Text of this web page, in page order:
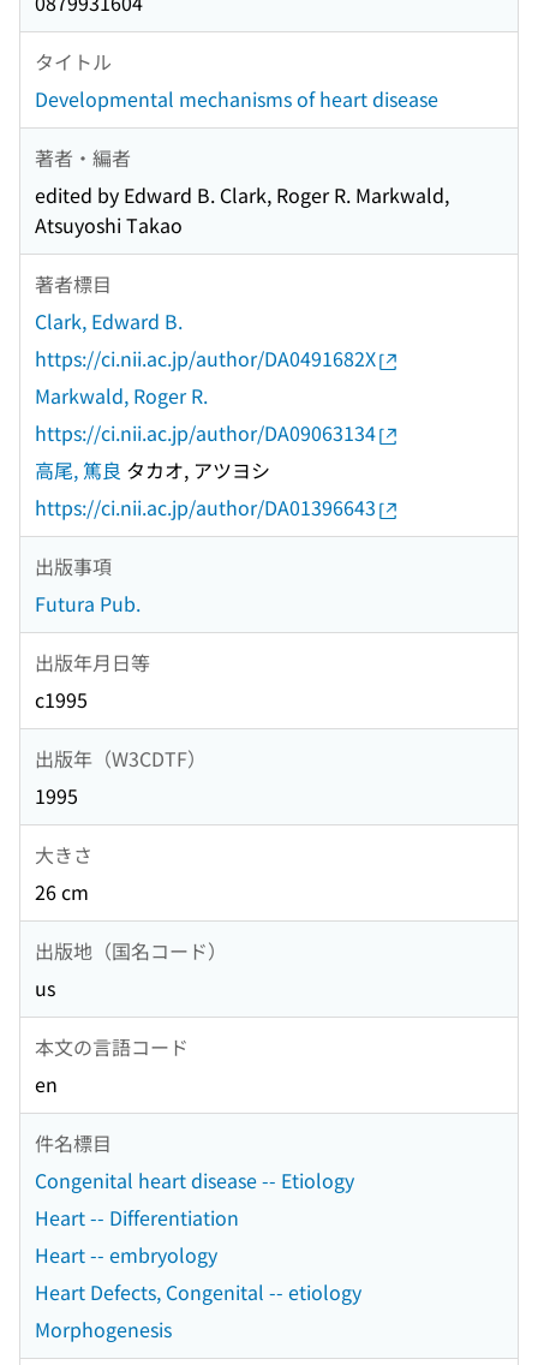
タイトル
Developmental mechanisms of heart disease
著者・編者
edited by Edward B. Clark, Roger R. Markwald,
Atsuyoshi Takao
著者標目
Clark, Edward B.
https://ci.nii.ac.jp/author/DA0491682X
Markwald, Roger R.
https://ci.nii.ac.jp/author/DA09063134
高尾, 篤良 タカオ, アツヨシ
https://ci.nii.ac.jp/author/DA01396643
出版事項
Futura Pub.
出版年月日等
c1995
出版年（W3CDTF）
1995
大きさ
26 cm
出版地（国名コード）
us
本文の言語コード
en
件名標目
Congenital heart disease -- Etiology
Heart -- Differentiation
Heart -- embryology
Heart Defects, Congenital -- etiology
Morphogenesis